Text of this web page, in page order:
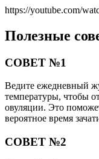
https://youtube.com/
Полезные
СОВЕТ №1
Ведите ежедневный
температуры, чтобы
овуляции. Это
вероятное время
СОВЕТ №2